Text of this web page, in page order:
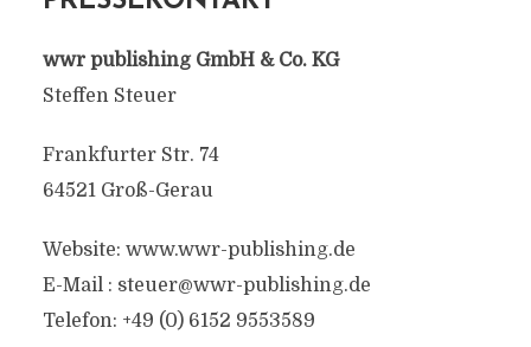
wwr publishing GmbH & Co. KG
Steffen Steuer
Frankfurter Str. 74
64521 Groß-Gerau
Website: www.wwr-publishing.de
E-Mail : steuer@wwr-publishing.de
Telefon: +49 (0) 6152 9553589